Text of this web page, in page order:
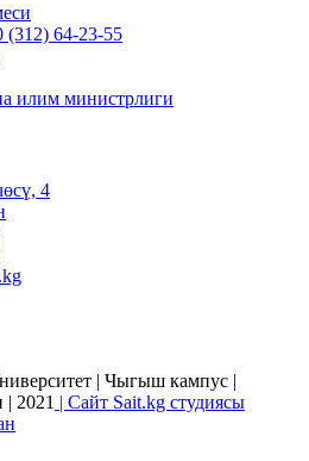
64-23-55
илим министрлиги
4
| Чыгыш кампус |
| 2021 | Сайт Sait.kg студиясы